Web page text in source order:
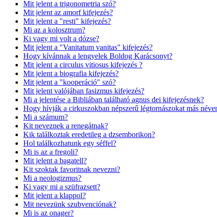
Mit jelent a trigonometria szó?
Mit jelent az amorf kifejezés?
Mit jelent a "resti" kifejezés?
Mi az a kolosztrum?
Ki vagy mi volt a dózse?
Mit jelent a "Vanitatum vanitas" kifejezés?
Hogy kívánnak a lengyelek Boldog Karácsonyt?
Mit jelent a circulus vitiosus kifejezés ?
Mit jelent a biografia kifejezés?
Mit jelent a "kooperáció" szó?
Mit jelent valójában fasizmus kifejezés?
Mi a jelentése a Bibliában található agnus dei kifejezésnek?
Hogy hívják a cirkuszokban népszerű légtornászokat más
Mi a számum?
Kit neveznek a renegátnak?
Kik találkoztak eredetileg a dzsemborikon?
Hol találkozhatunk egy séffel?
Mi is az a fregoli?
Mit jelent a bagatell?
Kit szoktak favoritnak nevezni?
Mi a neologizmus?
Ki vagy mi a szüfrazsett?
Mit jelent a klappol?
Mit nevezünk szubvenciónak?
Mi is az onager?